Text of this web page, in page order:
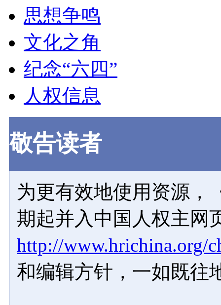
思想争鸣
文化之角
纪念“六四”
人权信息
敬告读者
为更有效地使用资源，
期起并入中国人权主网
http://www.hrichina.org/
和编辑方针，一如既往